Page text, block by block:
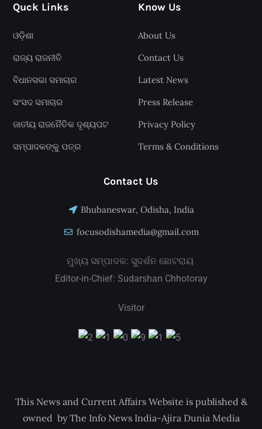
Quck Links
ଓଡ଼ିଶା
ରାଜ୍ୟ ରାଜନୀତି
ବିଧାନସଭା ସମାଚାର
ସଂସଦ ସମାଚାର
ଜାତୀୟ ରାଜନୈତିକ ଦୃଶ୍ୟପଟ
ସମ୍ପାଦକଙ୍କୁ ପତ୍ର
Know Us
About Us
Contact Us
Latest News
Press Release
Privacy Policy
Terms & Conditions
Contact Us
Bhubaneswar, Odisha, India
focusodishamedia@gmail.com
ମୁଖ୍ୟ ସମ୍ପାଦକ: ସୁଦର୍ଶନ ଛୋଟରାୟ
Editor-in-Chief: Sudarshan Chhotoray
Visitor
This News and Current Affairs Website is published &
owned by The Info News India-Ajira Dunia Media